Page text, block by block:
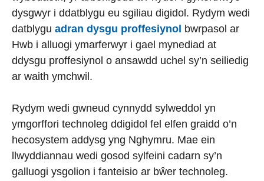
dysgwyr i ddatblygu eu sgiliau digidol. Rydym wedi
datblygu adran dysgu proffesiynol bwrpasol ar
Hwb i alluogi ymarferwyr i gael mynediad at
ddysgu proffesiynol o ansawdd uchel sy’n seiliedig
ar waith ymchwil.
Rydym wedi gwneud cynnydd sylweddol yn
ymgorffori technoleg ddigidol fel elfen graidd o’n
hecosystem addysg yng Nghymru. Mae ein
llwyddiannau wedi gosod sylfeini cadarn sy’n
galluogi ysgolion i fanteisio ar bŵer technoleg.